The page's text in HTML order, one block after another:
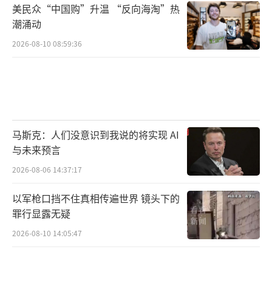
美民众“中国购”升温 “反向海淘”热
潮涌动
2026-08-10 08:59:36
马斯克：人们没意识到我说的将实现 AI
与未来预言
2026-08-06 14:37:17
以军枪口挡不住真相传遍世界 镜头下的
罪行显露无疑
2026-08-10 14:05:47